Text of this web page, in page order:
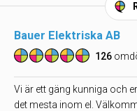
Bauer Elektriska AB
126
Vi är ett gäng kunniga och
det mesta inom el.